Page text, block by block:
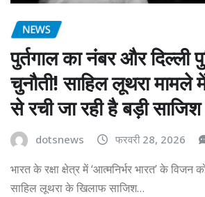
NEWS
पुर्तगाल का नंबर और दिल्ली
चुनौती! साहिल लूथरा मामले
से रची जा रही है बड़ी साजिश
dotsnews फरवरी 28, 2026
भारत के रक्षा क्षेत्र में ‘आत्मनिर्भर भारत’ के विजन
साहिल लूथरा के खिलाफ साजिश…